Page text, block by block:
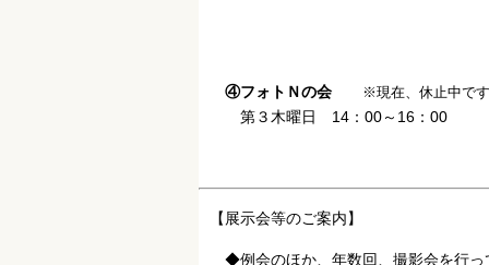
④フォトＮの会 ※現在、休止中です
第３木曜日 14：00～16：00
【展示会等のご案内】
◆例会のほか、年数回、撮影会を行っ